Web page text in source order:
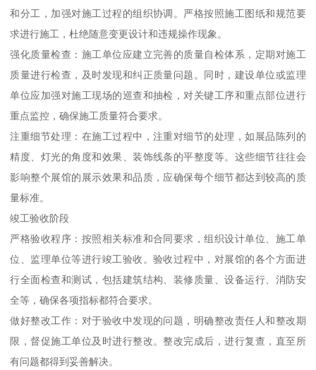
和分工，加强对施工过程的组织协调。严格按照施工图纸和规范要
求进行施工，杜绝随意变更设计和违规操作现象。
强化质量检查：施工单位应建立完善的质量自检体系，定期对施工
质量进行检查，及时发现和纠正质量问题。同时，建设单位或监理
单位应加强对施工现场的巡查和抽检，对关键工序和重点部位进行
重点监控，确保施工质量符合要求。
注重细节处理：在施工过程中，注重对细节的处理，如展品陈列的
精度、灯光的角度和效果、装饰线条的平整度等。这些细节往往会
影响整个展馆的展示效果和品质，应确保每个细节都达到较高的质
量标准。
竣工验收阶段
严格验收程序：按照相关标准和合同要求，组织设计单位、施工单
位、监理单位等进行竣工验收。验收过程中，对展馆的各个方面进
行全面检查和测试，包括建筑结构、装修质量、设备运行、消防安
全等，确保各项指标都符合要求。
做好整改工作：对于验收中发现的问题，明确整改责任人和整改期
限，督促施工单位及时进行整改。整改完成后，进行复查，直至所
有问题都得到妥善解决。